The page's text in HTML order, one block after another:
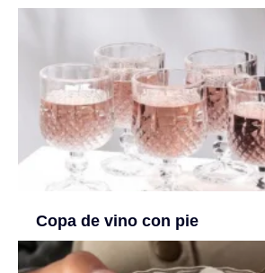
Copa de vino con pie